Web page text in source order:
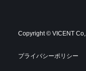
Copyright © VICENT
プライバシーポリシー